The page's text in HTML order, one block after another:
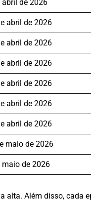
abril de 2026
abril de 2026
abril de 2026
abril de 2026
abril de 2026
abril de 2026
abril de 2026
maio de 2026
maio de 2026
alta. Além disso, cada